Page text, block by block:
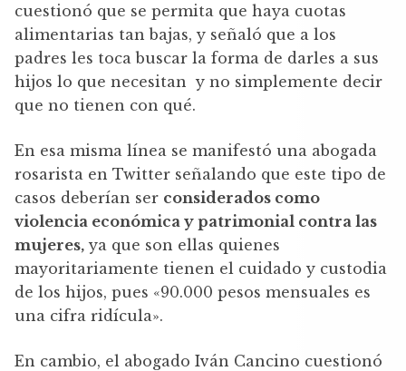
cuestionó que se permita que haya cuotas
alimentarias tan bajas, y señaló que a los
padres les toca buscar la forma de darles a sus
hijos lo que necesitan y no simplemente decir
que no tienen con qué.
En esa misma línea se manifestó una abogada
rosarista en Twitter señalando que este tipo de
casos deberían ser considerados como
violencia económica y patrimonial contra las
mujeres, ya que son ellas quienes
mayoritariamente tienen el cuidado y custodia
de los hijos, pues «90.000 pesos mensuales es
una cifra ridícula».
En cambio, el abogado Iván Cancino cuestionó